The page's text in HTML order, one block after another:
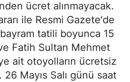
ücret alınmayacak.
ile Resmi Gazete'de
tatili boyunca 15
Fatih Sultan Mehmet
ait otoyolların ücretsiz
26 Mayıs Salı günü saat